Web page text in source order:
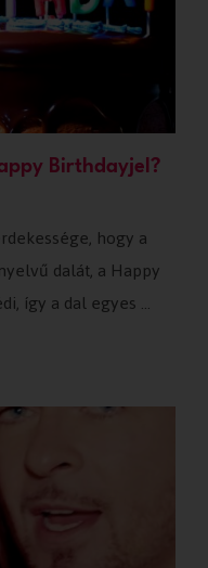
Birthdayjel?
hogy a
dalát, a Happy
így a dal egyes …